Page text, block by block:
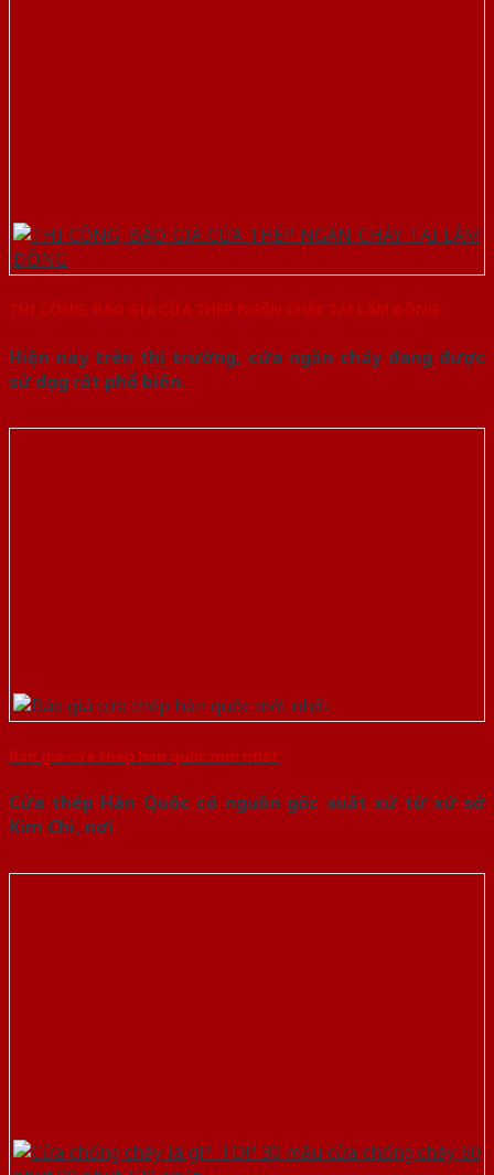
THI CÔNG, BÁO GIÁ CỬA THÉP NGĂN CHÁY TẠI LÂM ĐỒNG
Hiện nay trên thị trường, cửa ngăn cháy đang được
sử dụng rất phổ biến.
Báo giá cửa thép hàn quốc mới nhất
Cửa thép Hàn Quốc có nguồn gốc xuất xứ từ xứ sở
Kim Chi, nơi